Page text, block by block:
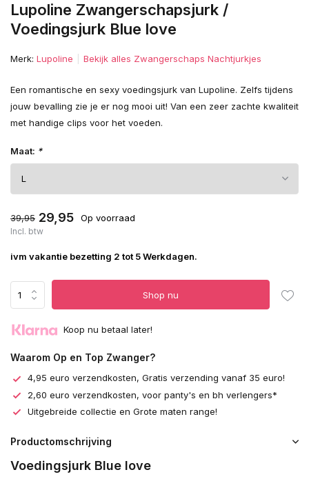
Lupoline Zwangerschapsjurk /
Voedingsjurk Blue love
Merk: Lupoline Bekijk alles Zwangerschaps Nachtjurkjes
Een romantische en sexy voedingsjurk van Lupoline. Zelfs tijdens
jouw bevalling zie je er nog mooi uit! Van een zeer zachte kwaliteit
met handige clips voor het voeden.
Maat: *
39,95 29,95 Op voorraad
Incl. btw
ivm vakantie bezetting 2 tot 5 Werkdagen.
Shop nu
Koop nu betaal later!
Waarom Op en Top Zwanger?
4,95 euro verzendkosten, Gratis verzending vanaf 35 euro!
2,60 euro verzendkosten, voor panty's en bh verlengers*
Uitgebreide collectie en Grote maten range!
Productomschrijving
Voedingsjurk Blue love